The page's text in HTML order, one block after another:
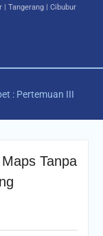
| Tangerang | Cibubur
: Pertemuan III
Tanpa